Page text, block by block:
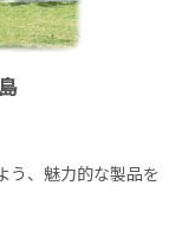
う、魅力的な製品を